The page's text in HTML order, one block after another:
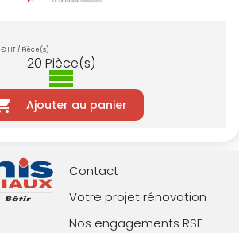
€ HT / Pièce(s)
20 Pièce(s)
Ajouter au panier
Contact
Votre projet rénovation
Nos engagements RSE